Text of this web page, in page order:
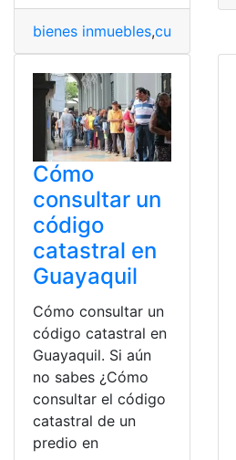
bienes inmuebles,cuenta
Cómo
consultar un
código
catastral en
Guayaquil
Cómo consultar un
código catastral en
Guayaquil. Si aún
no sabes ¿Cómo
consultar el código
catastral de un
predio en